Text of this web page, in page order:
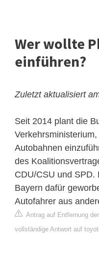
Wer wollte
einführen?
Zuletzt aktualisiert
Seit 2014 plant die
Autobahnen
des
CDU/CSU und SPD.
Bayern dafür
Autofahrer aus
Antrag auf Entfernung
vollständige Antwort auf